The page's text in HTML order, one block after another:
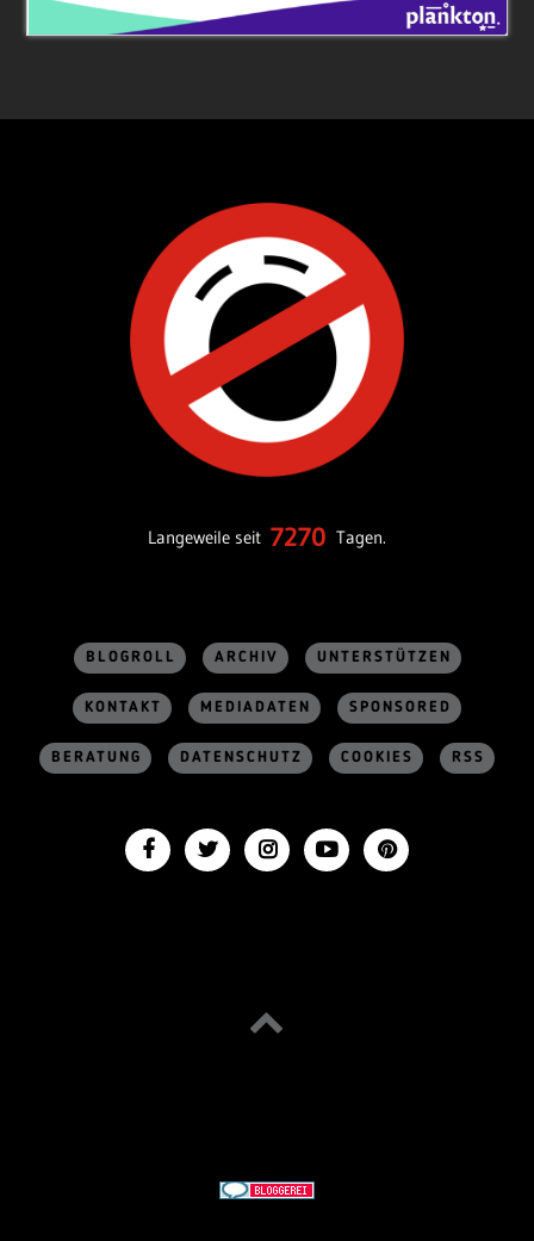
Langeweile seit 7270 Tagen.
BLOGROLL ARCHIV UNTERSTÜTZEN
KONTAKT MEDIADATEN SPONSORED
BERATUNG DATENSCHUTZ COOKIES RSS